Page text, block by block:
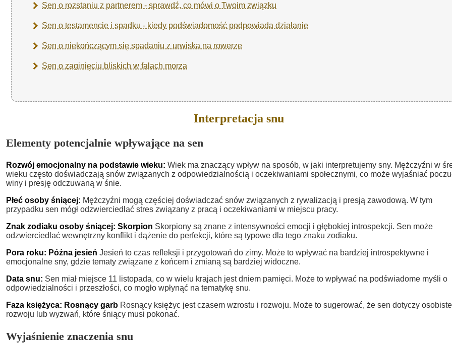
Sen o rozstaniu z partnerem - sprawdź, co mówi o Twoim związku
Sen o testamencie i spadku - kiedy podświadomość podpowiada działanie
Sen o niekończącym się spadaniu z urwiska na rowerze
Sen o zaginięciu bliskich w falach morza
Interpretacja snu
Elementy potencjalnie wpływające na sen
Rozwój emocjonalny na podstawie wieku: Wiek ma znaczący wpływ na sposób, w jaki interpretujemy sny. Mężczyźni w
wieku często doświadczają snów związanych z odpowiedzialnością i oczekiwaniami społecznymi, co może wyjaśniać
winy i presję odczuwaną w śnie.
Płeć osoby śniącej: Mężczyźni mogą częściej doświadczać snów związanych z rywalizacją i presją zawodową. W tym
przypadku sen mógł odzwierciedlać stres związany z pracą i oczekiwaniami w miejscu pracy.
Znak zodiaku osoby śniącej: Skorpion Skorpiony są znane z intensywności emocji i głębokiej introspekcji. Sen może
odzwierciedlać wewnętrzny konflikt i dążenie do perfekcji, które są typowe dla tego znaku zodiaku.
Pora roku: Późna jesień Jesień to czas refleksji i przygotowań do zimy. Może to wpływać na bardziej introspektywne i
emocjonalne sny, gdzie tematy związane z końcem i zmianą są bardziej widoczne.
Data snu: Sen miał miejsce 11 listopada, co w wielu krajach jest dniem pamięci. Może to wpływać na podświadome myśli o
odpowiedzialności i przeszłości, co mogło wpłynąć na tematykę snu.
Faza księżyca: Rosnący garb Rosnący księżyc jest czasem wzrostu i rozwoju. Może to sugerować, że sen dotyczy
rozwoju lub wyzwań, które śniący musi pokonać.
Wyjaśnienie znaczenia snu